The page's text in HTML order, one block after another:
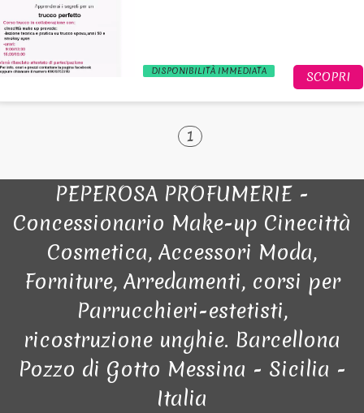
DISPONIBILITÀ IMMEDIATA SCOPRI
1
PEPEROSA PROFUMERIE -
Concessionario Make-up Cinecittà
Cosmetica, Accessori Moda,
Forniture, Arredamenti, corsi per
Parrucchieri-estetisti,
ricostruzione unghie. Barcellona
Pozzo di Gotto Messina - Sicilia -
Italia